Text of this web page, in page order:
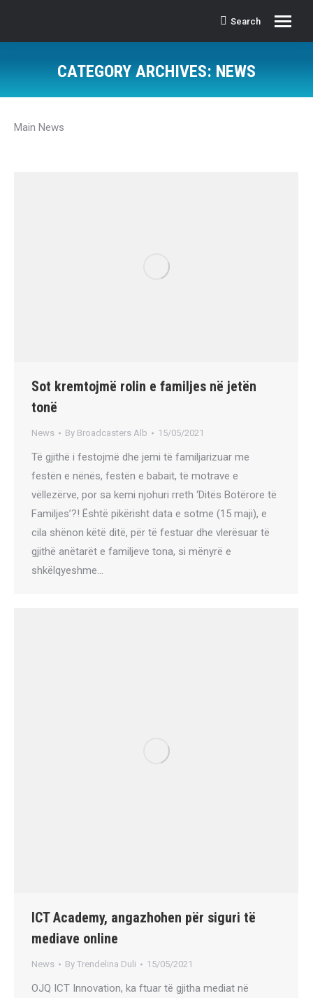
Search:
Search
CATEGORY ARCHIVES: NEWS
Main News
Sot kremtojmë rolin e familjes në jetën
tonë
News By Broadcasters Alb 15/05/2021
Të gjithë i festojmë dhe jemi të familjarizuar me
festën e nënës, festën e babait, të motrave e
vëllezërve, por sa kemi njohuri rreth ‘Ditës Botërore të
Familjes’?! Është pikërisht data e sotme (15 maji), e
cila shënon këtë ditë, për të festuar dhe vlerësuar të
gjithë anëtarët e familjeve tona, si mënyrë e
shkëlqyeshme…
ICT Academy, angazhohen për siguri të
mediave online
News By Trendelina Duli 15/05/2021
OJQ ICT Innovation, ka ftuar të gjitha mediat në